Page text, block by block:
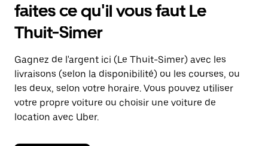
faites ce qu'il vous faut Le
Thuit-Simer
Gagnez de l'argent ici (Le Thuit-Simer) avec les
livraisons (selon la disponibilité) ou les courses, ou
les deux, selon votre horaire. Vous pouvez utiliser
votre propre voiture ou choisir une voiture de
location avec Uber.